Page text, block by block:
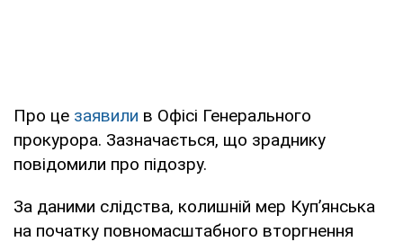
Про це заявили в Офісі Генерального
прокурора. Зазначається, що зраднику
повідомили про підозру.
За даними слідства, колишній мер Купʼянська
на початку повномасштабного вторгнення